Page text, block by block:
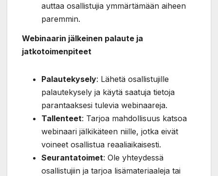
auttaa osallistujia ymmärtämään aiheen
paremmin.
Webinaarin jälkeinen palaute ja
jatkotoimenpiteet
Palautekysely: Lähetä osallistujille
palautekysely ja käytä saatuja tietoja
parantaaksesi tulevia webinaareja.
Tallenteet: Tarjoa mahdollisuus katsoa
webinaari jälkikäteen niille, jotka eivät
voineet osallistua reaaliaikaisesti.
Seurantatoimet: Ole yhteydessä
osallistujiin ja tarjoa lisämateriaaleja tai